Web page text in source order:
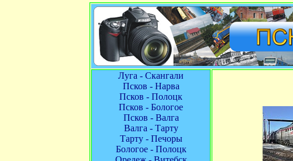
Луга - Скангали
Псков - Нарва
Псков - Полоцк
Псков - Бологое
Псков - Валга
Валга - Тарту
Тарту - Печоры
Бологое - Полоцк